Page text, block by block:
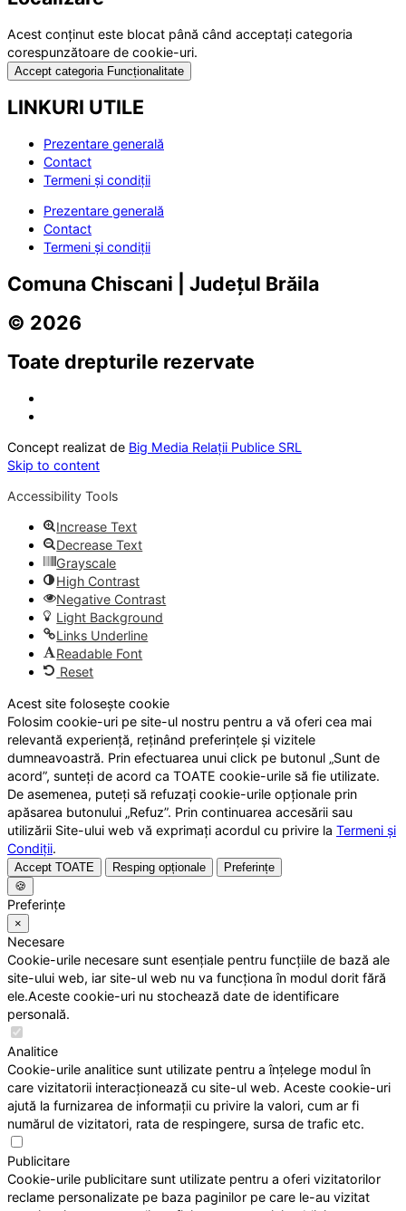
Acest conținut este blocat până când acceptați categoria
corespunzătoare de cookie-uri.
Accept categoria Funcționalitate
LINKURI UTILE
Prezentare generală
Contact
Termeni și condiții
Prezentare generală
Contact
Termeni și condiții
Comuna Chiscani | Județul Brăila
© 2026
Toate drepturile rezervate
Concept realizat de Big Media Relații Publice SRL
Skip to content
Accessibility Tools
Increase Text
Decrease Text
Grayscale
High Contrast
Negative Contrast
Light Background
Links Underline
Readable Font
Reset
Acest site folosește cookie
Folosim cookie-uri pe site-ul nostru pentru a vă oferi cea mai
relevantă experiență, reținând preferințele și vizitele
dumneavoastră. Prin efectuarea unui click pe butonul „Sunt de
acord”, sunteți de acord ca TOATE cookie-urile să fie utilizate.
De asemenea, puteți să refuzați cookie-urile opționale prin
apăsarea butonului „Refuz”. Prin continuarea accesării sau
utilizării Site-ului web vă exprimați acordul cu privire la Termeni și
Condiții.
Accept TOATE Resping opționale
Preferințe
🍪
Preferințe
×
Necesare
Cookie-urile necesare sunt esențiale pentru funcțiile de bază ale
site-ului web, iar site-ul web nu va funcționa în modul dorit fără
ele.Aceste cookie-uri nu stochează date de identificare
personală.
Analitice
Cookie-urile analitice sunt utilizate pentru a înțelege modul în
care vizitatorii interacționează cu site-ul web. Aceste cookie-uri
ajută la furnizarea de informații cu privire la valori, cum ar fi
numărul de vizitatori, rata de respingere, sursa de trafic etc.
Publicitare
Cookie-urile publicitare sunt utilizate pentru a oferi vizitatorilor
reclame personalizate pe baza paginilor pe care le-au vizitat